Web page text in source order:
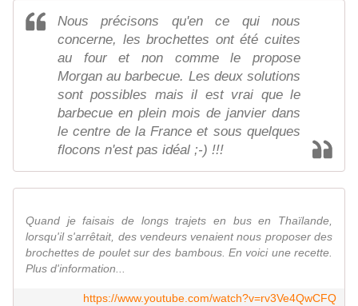
Nous précisons qu'en ce qui nous
concerne, les brochettes ont été cuites
au four et non comme le propose
Morgan au barbecue. Les deux solutions
sont possibles mais il est vrai que le
barbecue en plein mois de janvier dans
le centre de la France et sous quelques
flocons n'est pas idéal ;-) !!!
Quand je faisais de longs trajets en bus en Thaïlande,
lorsqu'il s'arrêtait, des vendeurs venaient nous proposer des
brochettes de poulet sur des bambous. En voici une recette.
Plus d'information...
https://www.youtube.com/watch?v=rv3Ve4QwCFQ